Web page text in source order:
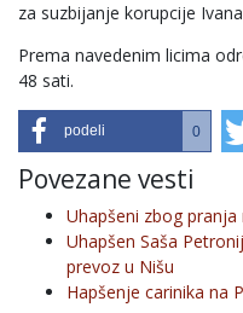
za suzbijanje korupcije
Prema navedenim licima
48 sati.
podeli 0
Povezane vesti
Uhapšeni zbog pranja
Uhapšen Saša
prevoz u Nišu
Hapšenje carinika na